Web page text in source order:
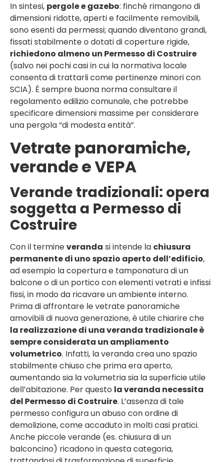
In sintesi, pergole e gazebo: finché rimangono di
dimensioni ridotte, aperti e facilmente removibili,
sono esenti da permessi; quando diventano grandi,
fissati stabilmente o dotati di coperture rigide,
richiedono almeno un Permesso di Costruire
(salvo nei pochi casi in cui la normativa locale
consenta di trattarli come pertinenze minori con
SCIA). È sempre buona norma consultare il
regolamento edilizio comunale, che potrebbe
specificare dimensioni massime per considerare
una pergola “di modesta entità”.
Vetrate panoramiche,
verande e VEPA
Verande tradizionali: opera
soggetta a Permesso di
Costruire
Con il termineveranda si intende la chiusura
permanente di uno spazio aperto dell’edificio,
ad esempio la copertura e tamponatura di un
balcone o di un portico con elementi vetrati e infissi
fissi, in modo da ricavare un ambiente interno.
Prima di affrontare le vetrate panoramiche
amovibili di nuova generazione, è utile chiarire che
la realizzazione di una veranda tradizionale è
sempre considerata un ampliamento
volumetrico. Infatti, la veranda crea uno spazio
stabilmente chiuso che prima era aperto,
aumentando sia la volumetria sia la superficie utile
dell’abitazione. Per questo la veranda necessita
del Permesso di Costruire. L’assenza di tale
permesso configura un abuso con ordine di
demolizione, come accaduto in molti casi pratici.
Anche piccole verande (es. chiusura di un
balconcino) ricadono in questa categoria,